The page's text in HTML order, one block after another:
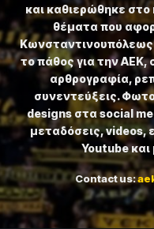
και καθιερώθηκε στο
θέματα που
το πάθος για την
αρθρογραφία,
συνεντεύξεις.
designs στα social
μεταδόσεις, videos,
Youtube
Contact us: